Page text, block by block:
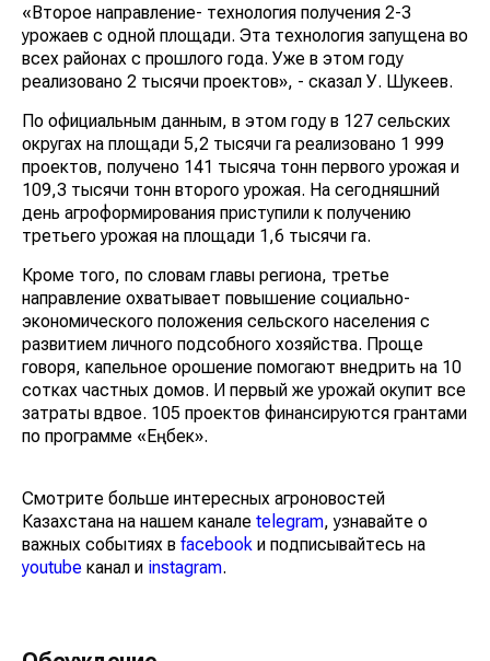
«Второе направление- технология получения 2-3
урожаев с одной площади. Эта технология запущена во
всех районах с прошлого года. Уже в этом году
реализовано 2 тысячи проектов», - сказал У. Шукеев.
По официальным данным, в этом году в 127 сельских
округах на площади 5,2 тысячи га реализовано 1 999
проектов, получено 141 тысяча тонн первого урожая и
109,3 тысячи тонн второго урожая. На сегодняшний
день агроформирования приступили к получению
третьего урожая на площади 1,6 тысячи га.
Кроме того, по словам главы региона, третье
направление охватывает повышение социально-
экономического положения сельского населения с
развитием личного подсобного хозяйства. Проще
говоря, капельное орошение помогают внедрить на 10
сотках частных домов. И первый же урожай окупит все
затраты вдвое. 105 проектов финансируются грантами
по программе «Еңбек».
Смотрите больше интересных агроновостей
Казахстана на нашем канале telegram, узнавайте о
важных событиях в facebook и подписывайтесь на
youtube канал и instagram.